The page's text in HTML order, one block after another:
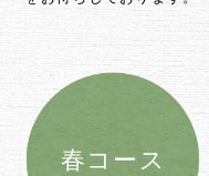
春コース